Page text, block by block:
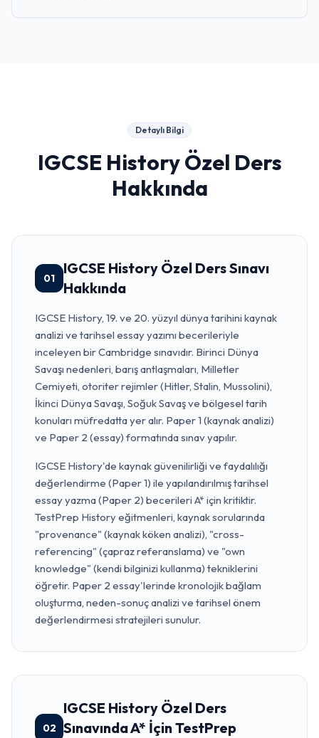
Detaylı Bilgi
IGCSE History Özel Ders
Hakkında
01
IGCSE History Özel Ders Sınavı
Hakkında
IGCSE History, 19. ve 20. yüzyıl dünya tarihini kaynak
analizi ve tarihsel essay yazımı becerileriyle
inceleyen bir Cambridge sınavıdır. Birinci Dünya
Savaşı nedenleri, barış antlaşmaları, Milletler
Cemiyeti, otoriter rejimler (Hitler, Stalin, Mussolini),
İkinci Dünya Savaşı, Soğuk Savaş ve bölgesel tarih
konuları müfredatta yer alır. Paper 1 (kaynak analizi)
ve Paper 2 (essay) formatında sınav yapılır.
IGCSE History'de kaynak güvenilirliği ve faydalılığı
değerlendirme (Paper 1) ile yapılandırılmış tarihsel
essay yazma (Paper 2) becerileri A* için kritiktir.
TestPrep History eğitmenleri, kaynak sorularında
"provenance" (kaynak köken analizi), "cross-
referencing" (çapraz referanslama) ve "own
knowledge" (kendi bilginizi kullanma) tekniklerini
öğretir. Paper 2 essay'lerinde kronolojik bağlam
oluşturma, neden-sonuç analizi ve tarihsel önem
değerlendirmesi stratejileri sunulur.
02
IGCSE History Özel Ders
Sınavında A* İçin TestPrep